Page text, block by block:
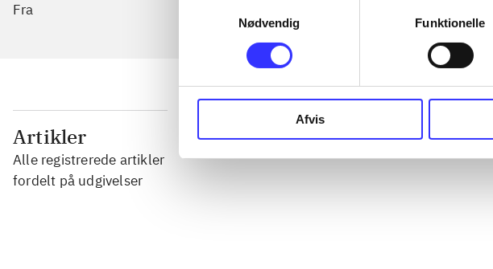
Nødvendig
Funktionelle
Afvis
Fra
Artikler
Alle registrerede artikler
fordelt på udgivelser